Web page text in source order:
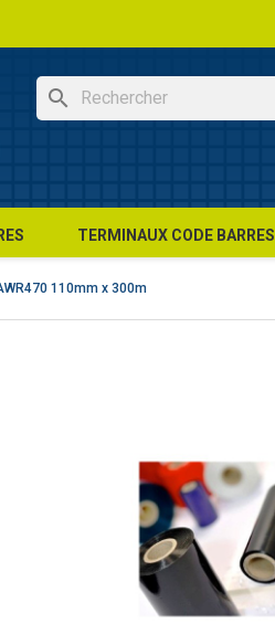
search
TERMINAUX CODE BARRES
110mm x 300m